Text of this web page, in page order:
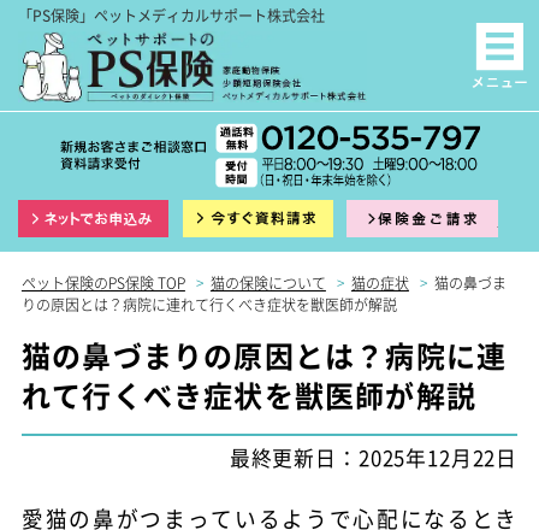
「PS保険」ペットメディカルサポート株式会社
インターネット申込 資料請求
ペット保険のPS保険 TOP > 猫の保険について > 猫の症状 > 猫の鼻づま
りの原因とは？病院に連れて行くべき症状を獣医師が解説
猫の鼻づまりの原因とは？病院に連
れて行くべき症状を獣医師が解説
最終更新日：2025年12月22日
愛猫の鼻がつまっているようで心配になるとき